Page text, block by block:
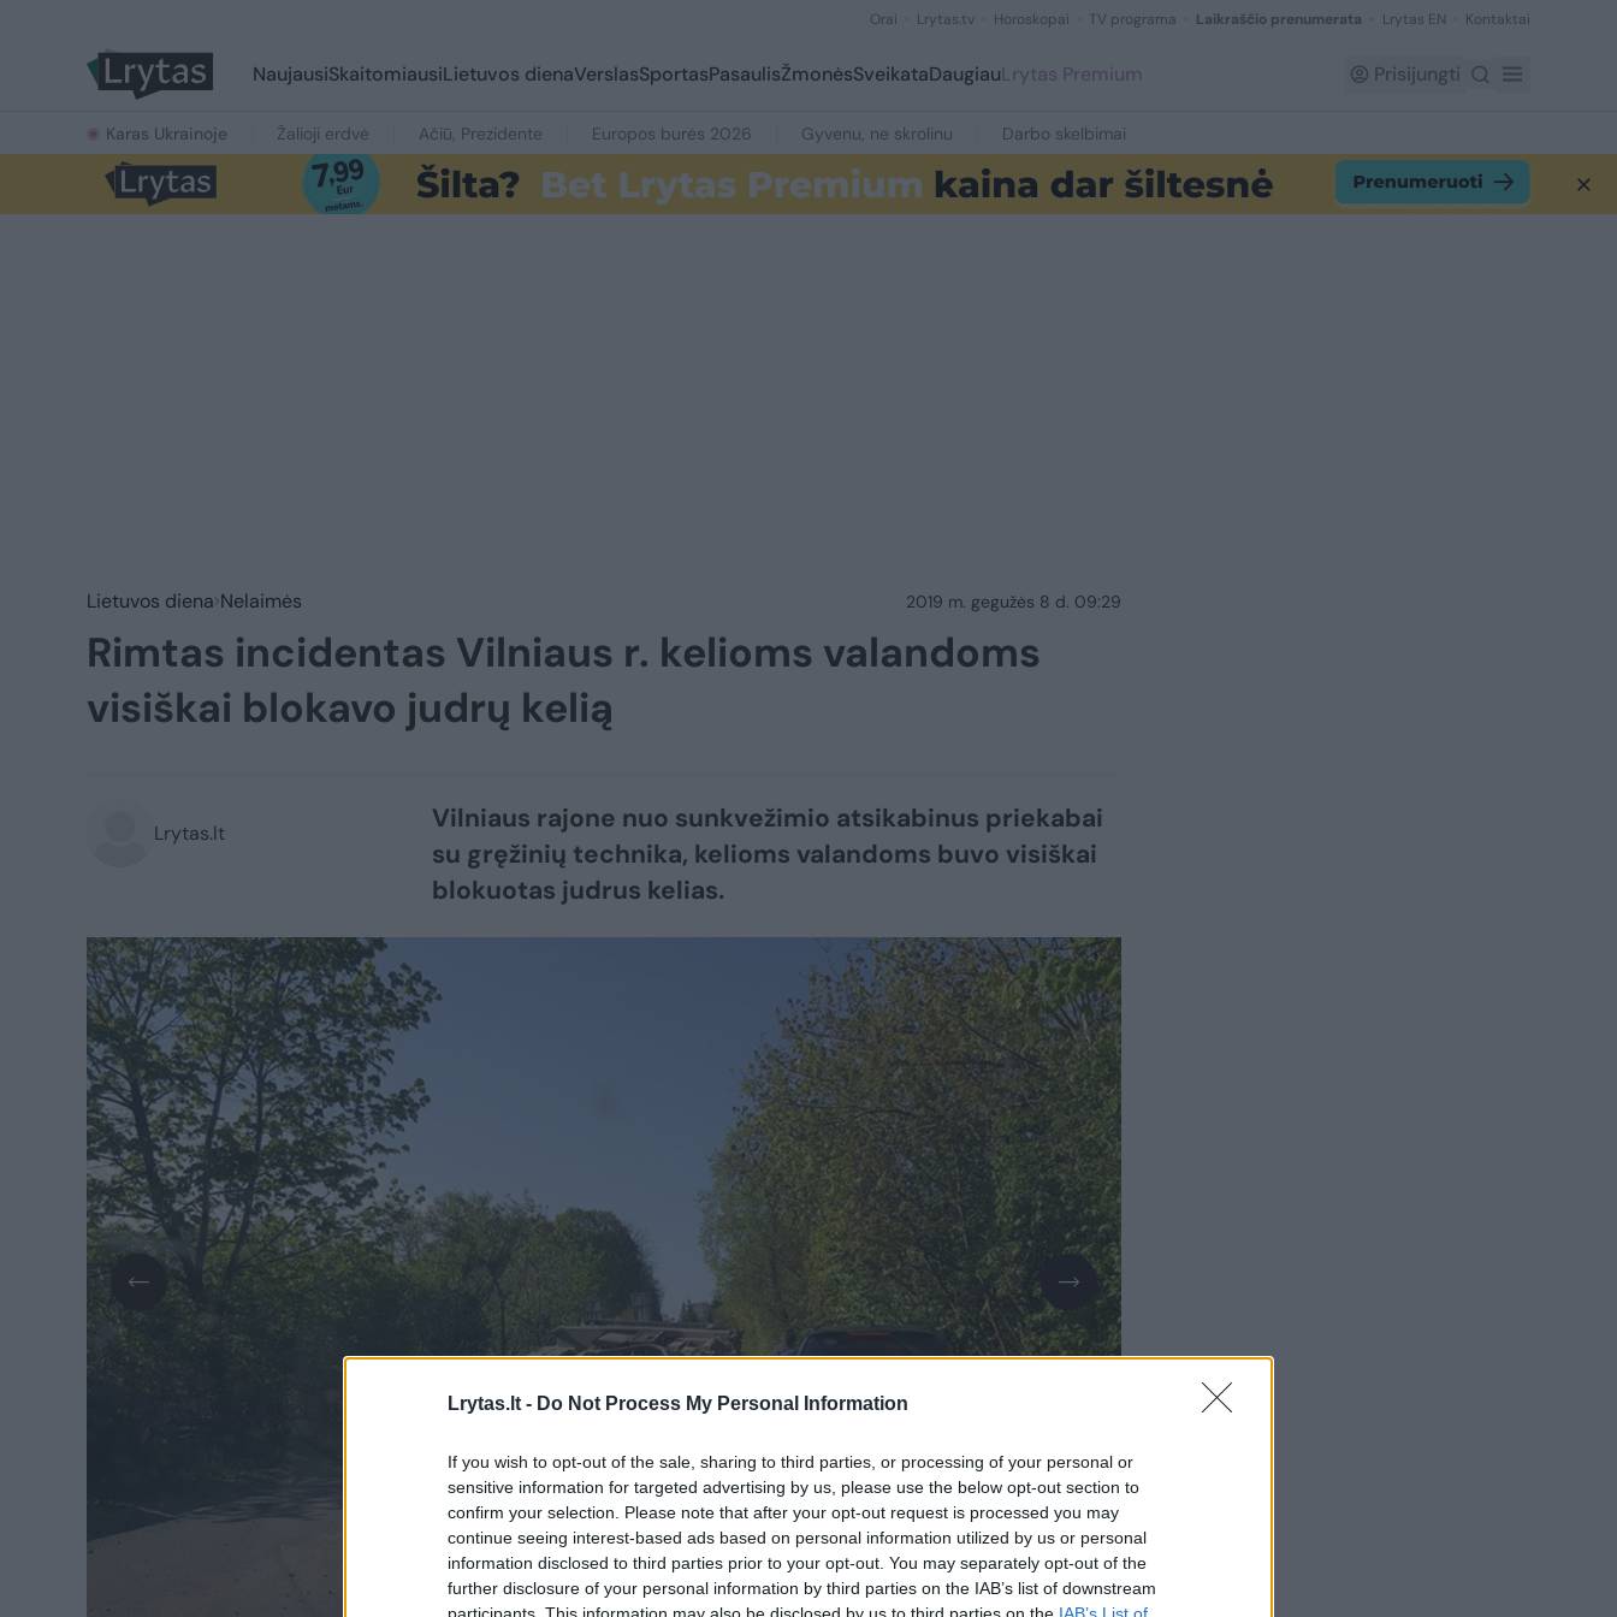
Lrytas.lt - Do Not Process My Personal Information
If you wish to opt-out of the sale, sharing to third parties, or processing of your personal or
sensitive information for targeted advertising by us, please use the below opt-out section to
confirm your selection. Please note that after your opt-out request is processed you may
continue seeing interest-based ads based on personal information utilized by us or personal
information disclosed to third parties prior to your opt-out. You may separately opt-out of the
further disclosure of your personal information by third parties on the IAB’s list of downstream
Orai Lrytas.tv Horoskopai TV programa Laikraščio prenumerata Lrytas EN Kontaktai
NaujausiSkaitomiausiLietuvos dienaVerslasSportasPasaulisŽmonėsSveikataDaugiauLrytas Premium Prisijungti
Karas Ukrainoje Žalioji erdvė Ačiū, Prezidente Europos burės 2026 Gyvenu, ne skrolinu Darbo skelbimai
Lietuvos diena Nelaimės 2019 m. gegužės 8 d. 09:29
Rimtas incidentas Vilniaus r. kelioms valandoms
visiškai blokavo judrų kelią
Lrytas.lt
Vilniaus rajone nuo sunkvežimio atsikabinus priekabai
su gręžinių technika, kelioms valandoms buvo visiškai
blokuotas judrus kelias.
Daugiau nuotraukų (3)